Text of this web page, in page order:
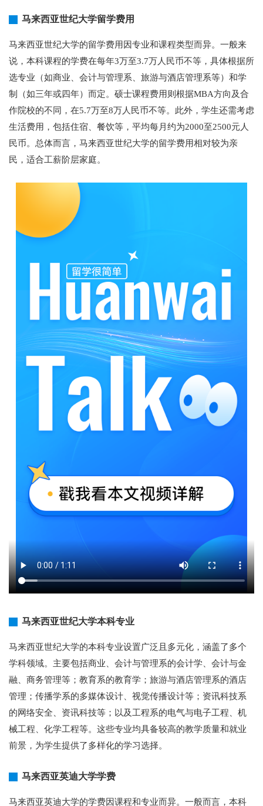
马来西亚世纪大学留学费用
马来西亚世纪大学的留学费用因专业和课程类型而异。一般来
说，本科课程的学费在每年3万至3.7万人民币不等，具体根据所
选专业（如商业、会计与管理系、旅游与酒店管理系等）和学
制（如三年或四年）而定。硕士课程费用则根据MBA方向及合
作院校的不同，在5.7万至8万人民币不等。此外，学生还需考虑
生活费用，包括住宿、餐饮等，平均每月约为2000至2500元人
民币。总体而言，马来西亚世纪大学的留学费用相对较为亲
民，适合工薪阶层家庭。
马来西亚世纪大学本科专业
马来西亚世纪大学的本科专业设置广泛且多元化，涵盖了多个
学科领域。主要包括商业、会计与管理系的会计学、会计与金
融、商务管理等；教育系的教育学；旅游与酒店管理系的酒店
管理；传播学系的多媒体设计、视觉传播设计等；资讯科技系
的网络安全、资讯科技等；以及工程系的电气与电子工程、机
械工程、化学工程等。这些专业均具备较高的教学质量和就业
前景，为学生提供了多样化的学习选择。
马来西亚英迪大学学费
马来西亚英迪大学的学费因课程和专业而异。一般而言，本科